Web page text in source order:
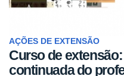
AÇÕES DE EXTENSÃO
Curso de
continuada do